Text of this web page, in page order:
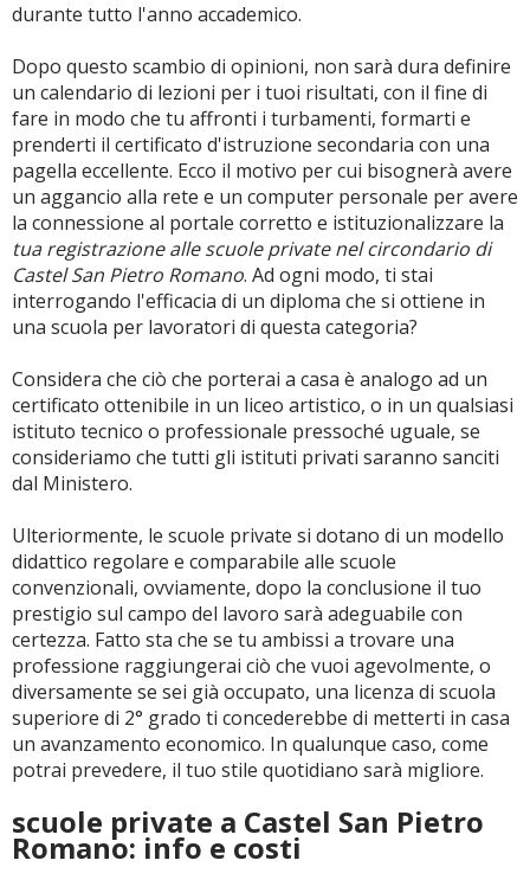
durante tutto l'anno accademico.
Dopo questo scambio di opinioni, non sarà dura definire
un calendario di lezioni per i tuoi risultati, con il fine di
fare in modo che tu affronti i turbamenti, formarti e
prenderti il certificato d'istruzione secondaria con una
pagella eccellente. Ecco il motivo per cui bisognerà avere
un aggancio alla rete e un computer personale per avere
la connessione al portale corretto e istituzionalizzare la
tua registrazione alle scuole private nel circondario di
Castel San Pietro Romano. Ad ogni modo, ti stai
interrogando l'efficacia di un diploma che si ottiene in
una scuola per lavoratori di questa categoria?
Considera che ciò che porterai a casa è analogo ad un
certificato ottenibile in un liceo artistico, o in un qualsiasi
istituto tecnico o professionale pressoché uguale, se
consideriamo che tutti gli istituti privati saranno sanciti
dal Ministero.
Ulteriormente, le scuole private si dotano di un modello
didattico regolare e comparabile alle scuole
convenzionali, ovviamente, dopo la conclusione il tuo
prestigio sul campo del lavoro sarà adeguabile con
certezza. Fatto sta che se tu ambissi a trovare una
professione raggiungerai ciò che vuoi agevolmente, o
diversamente se sei già occupato, una licenza di scuola
superiore di 2° grado ti concederebbe di metterti in casa
un avanzamento economico. In qualunque caso, come
potrai prevedere, il tuo stile quotidiano sarà migliore.
scuole private a Castel San Pietro
Romano: info e costi